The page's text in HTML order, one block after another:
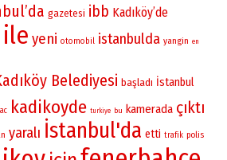
gazetesi ibb Kadıköy’de
ile yeni otomobil istanbulda yangin en
Belediyesi başladı İstanbul
kadikoyde turkiye bu kamerada çıktı
yaralı İstanbul'da etti trafik polis